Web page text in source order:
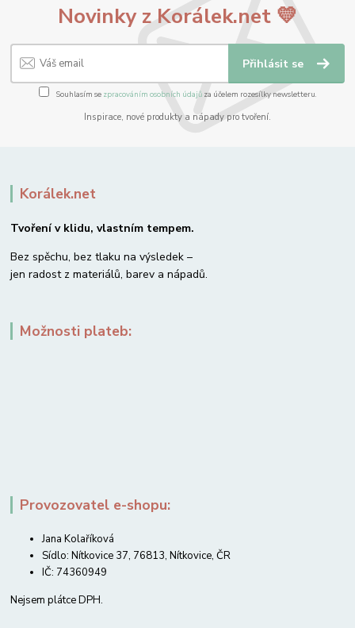
Novinky z Korálek.net 💛
Přihlásit se
Souhlasím se zpracováním osobních údajůza účelem rozesílky newsletteru.
Inspirace, nové produkty a nápady pro tvoření.
Korálek.net
Tvoření v klidu, vlastním tempem.
Bez spěchu, bez tlaku na výsledek –
jen radost z materiálů, barev a nápadů.
Možnosti plateb:
Provozovatel e-shopu:
Jana Kolaříková
Sídlo: Nítkovice 37, 76813, Nítkovice, ČR
IČ: 74360949
Nejsem plátce DPH.